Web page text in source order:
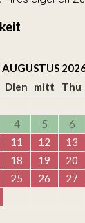
AUGUSTUS
Dien mitt Thu
4 5 6
11 12 13
18 19 20
25 26 27